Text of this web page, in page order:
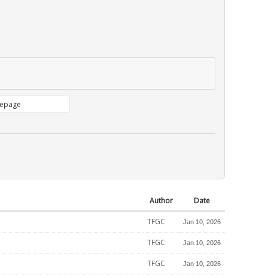
Author Date
TFGC Jan 10, 2026
TFGC Jan 10, 2026
TFGC Jan 10, 2026